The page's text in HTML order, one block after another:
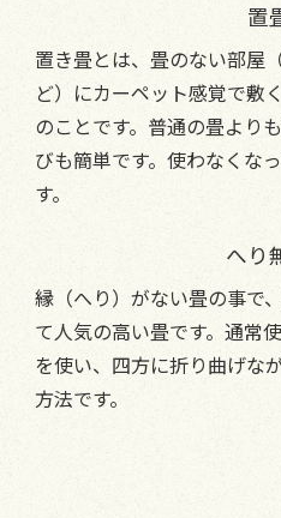
置
置き畳とは、畳のない部屋
ど）にカーペット感覚で敷
のことです。普通の畳より
びも簡単です。使わなくな
す。
へり
縁（へり）がない畳の事で
て人気の高い畳です。通常
を使い、四方に折り曲げな
方法です。